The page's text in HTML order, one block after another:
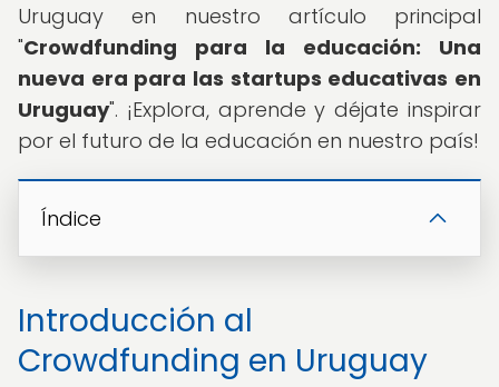
Uruguay en nuestro artículo principal
"Crowdfunding para la educación: Una
nueva era para las startups educativas en
Uruguay". ¡Explora, aprende y déjate inspirar
por el futuro de la educación en nuestro país!
Índice
Introducción al
Crowdfunding en Uruguay